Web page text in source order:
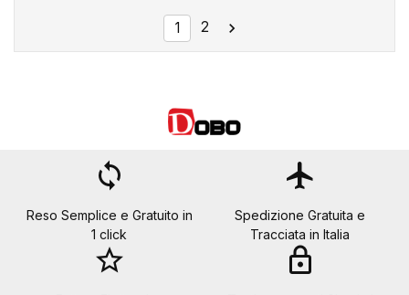
1 2 
loop
Reso Semplice e Gratuito in
1 click
flight
Spedizione Gratuita e
Tracciata in Italia
star_border lock